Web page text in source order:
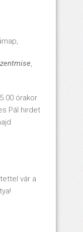
,
órakor
Pál hirdet
vár a